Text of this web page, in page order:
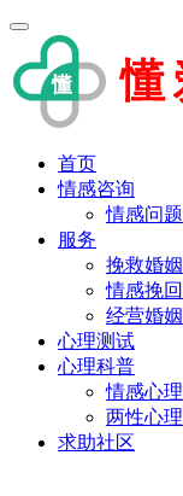
首页
情感咨询
情感问题
服务
挽救婚姻
情感挽回
经营婚姻
心理测试
心理科普
情感心理
两性心理
求助社区